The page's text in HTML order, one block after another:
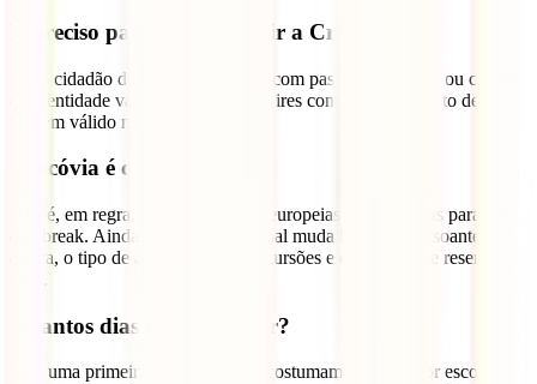
É preciso passaporte para ir a Cracóvia?
Se és cidadão da UE, podes viajar com passaporte válido ou cartão
de identidade válido. O essencial é ires com um documento de
viagem válido no dia da viagem.
Cracóvia é cara?
Não é, em regra, uma das capitais europeias mais pesadas para um
city break. Ainda assim, o custo final muda bastante consoante a
época, o tipo de alojamento, as excursões e o ritmo a que reservas
Quantos dias devo reservar?
Para uma primeira viagem, 2 dias costumam ser a melhor escolha.